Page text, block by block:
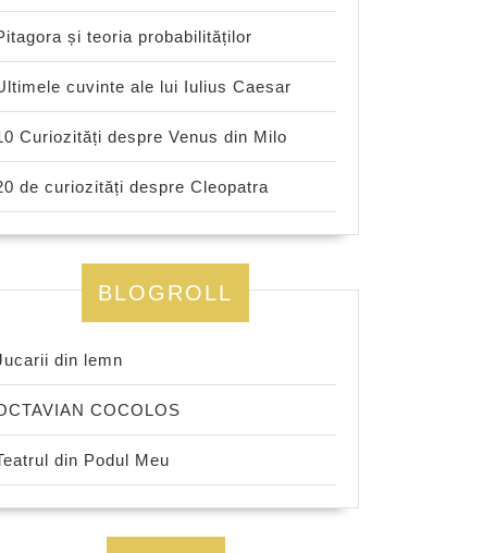
și teoria probabilităților
cuvinte ale lui Iulius Caesar
Curiozități despre Venus din Milo
de curiozități despre Cleopatra
BLOGROLL
din lemn
COCOLOS
din Podul Meu